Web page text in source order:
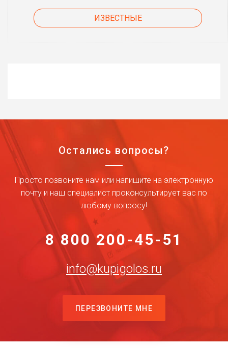
ИЗВЕСТНЫЕ
Остались вопросы?
Просто позвоните нам или напишите на электронную
почту и наш специалист проконсультирует вас по
любому вопросу!
8 800 200-45-51
info@kupigolos.ru
ПЕРЕЗВОНИТЕ МНЕ